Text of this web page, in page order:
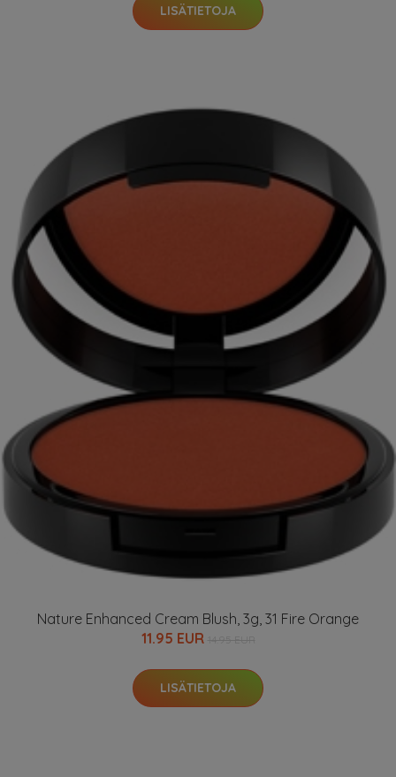
LISÄTIETOJA
Nature Enhanced Cream Blush, 3g, 31 Fire Orange
11.95 EUR
LISÄTIETOJA